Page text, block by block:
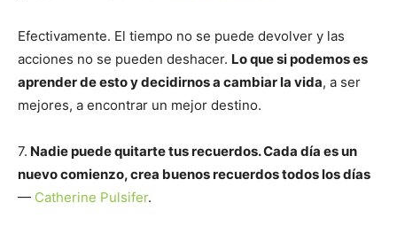
Efectivamente. El tiempo no se puede devolver y las
acciones no se pueden deshacer. Lo que si podemos es
aprender de esto y decidirnos a cambiar la vida, a ser
mejores, a encontrar un mejor destino.
7. Nadie puede quitarte tus recuerdos. Cada día es un
nuevo comienzo, crea buenos recuerdos todos los días
— Catherine Pulsifer.